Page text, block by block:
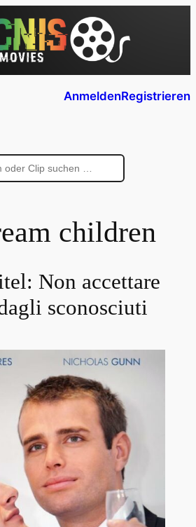
AnmeldenRegistrieren
children
Non accettare
sconosciuti